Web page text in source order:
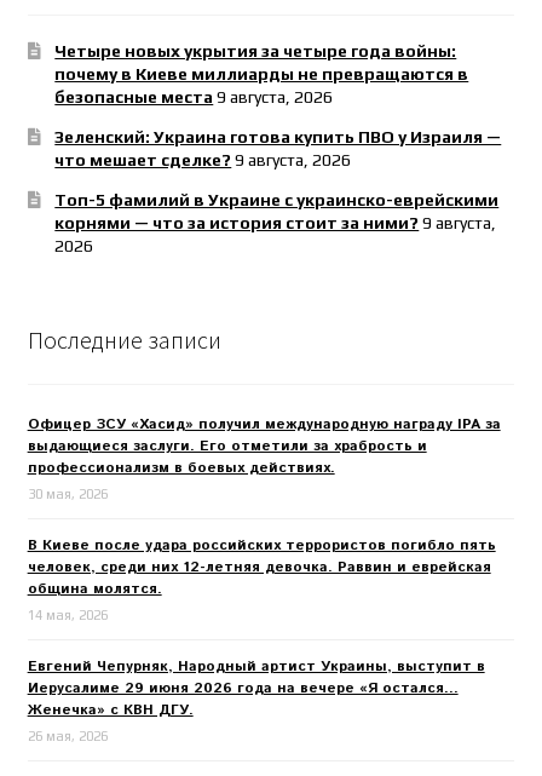
Четыре новых укрытия за четыре года войны:
почему в Киеве миллиарды не превращаются в
безопасные места 9 августа, 2026
Зеленский: Украина готова купить ПВО у Израиля —
что мешает сделке? 9 августа, 2026
Топ-5 фамилий в Украине с украинско-еврейскими
корнями — что за история стоит за ними? 9 августа,
2026
Последние записи
Офицер ЗСУ «Хасид» получил международную награду IPA за
выдающиеся заслуги. Его отметили за храбрость и
профессионализм в боевых действиях.
30 мая, 2026
В Киеве после удара российских террористов погибло пять
человек, среди них 12-летняя девочка. Раввин и еврейская
община молятся.
14 мая, 2026
Евгений Чепурняк, Народный артист Украины, выступит в
Иерусалиме 29 июня 2026 года на вечере «Я остался…
Женечка» с КВН ДГУ.
26 мая, 2026